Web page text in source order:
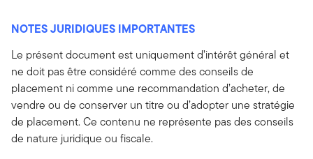
NOTES JURIDIQUES IMPORTANTES
Le présent document est uniquement d’intérêt général et
ne doit pas être considéré comme des conseils de
placement ni comme une recommandation d’acheter, de
vendre ou de conserver un titre ou d’adopter une stratégie
de placement. Ce contenu ne représente pas des conseils
de nature juridique ou fiscale.